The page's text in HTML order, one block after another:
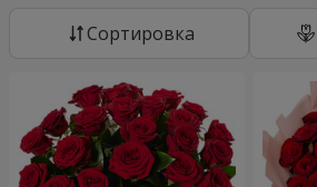
Cортировка